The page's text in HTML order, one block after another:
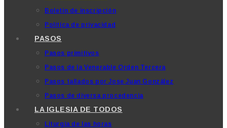
Boletín de inscripción
Política de privacidad
PASOS
Pasos primitivos
Pasos de la Venerable Orden Tercera
Pasos tallados por Jose Juan González
Pasos de diversa procedencia
LA IGLESIA DE TODOS
Liturgia de las horas